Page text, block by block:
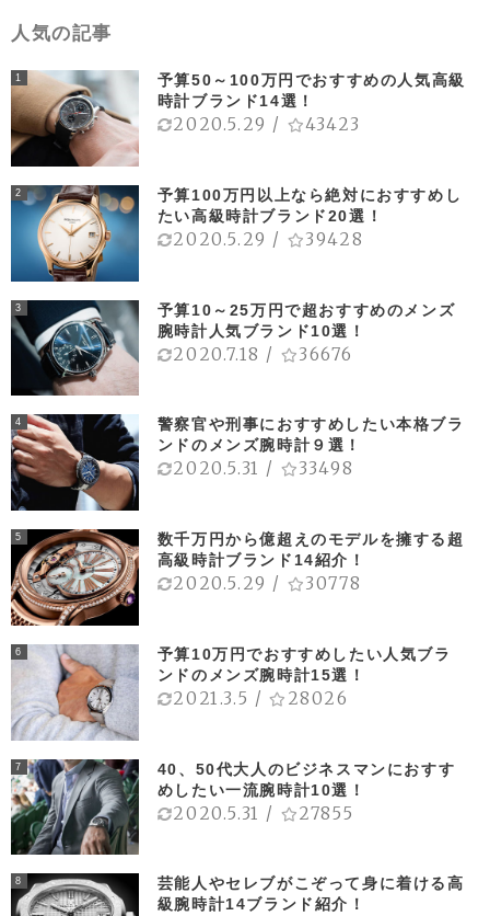
人気の記事
1
予算50～100万円でおすすめの人気高級
時計ブランド14選！
2020.5.29 / 43423
2
予算100万円以上なら絶対におすすめし
たい高級時計ブランド20選！
2020.5.29 / 39428
3
予算10～25万円で超おすすめのメンズ
腕時計人気ブランド10選！
2020.7.18 / 36676
4
警察官や刑事におすすめしたい本格ブラ
ンドのメンズ腕時計９選！
2020.5.31 / 33498
5
数千万円から億超えのモデルを擁する超
高級時計ブランド14紹介！
2020.5.29 / 30778
6
予算10万円でおすすめしたい人気ブラ
ンドのメンズ腕時計15選！
2021.3.5 / 28026
7
40、50代大人のビジネスマンにおすす
めしたい一流腕時計10選！
2020.5.31 / 27855
8
芸能人やセレブがこぞって身に着ける高
級腕時計14ブランド紹介！